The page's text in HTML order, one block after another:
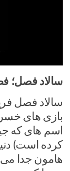
سالاد فصل؛
سالاد فصل
بازی های
اسم های که
کرده است)
هامون جدا